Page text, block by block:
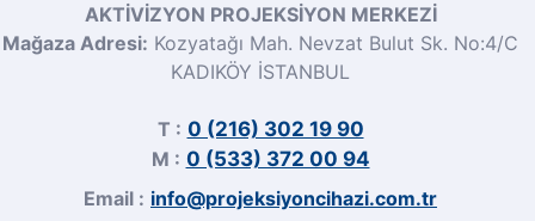
AKTİVİZYON PROJEKSİYON MERKEZİ
Mağaza Adresi: Kozyatağı Mah. Nevzat Bulut Sk. No:4/C
KADIKÖY İSTANBUL
T : 0 (216) 302 19 90
M : 0 (533) 372 00 94
Email : info@projeksiyoncihazi.com.tr